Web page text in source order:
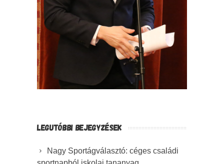
LEGUTÓBBI BEJEGYZÉSEK
Nagy Sportágválasztó: céges családi